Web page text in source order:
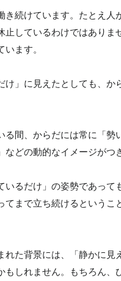
き続けています。たとえ人
止しているわけではあり
ます。
け」に見えたとしても、
る間、からだには常に「
などの動的なイメージがつ
いるだけ」の姿勢であっ
てまで立ち続けるという
れた背景には、「静かに
しれません。もちろん、